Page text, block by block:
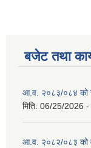
बजेट तथा
आ.व. २०८३/०८४ को
मिति: 06/25/2026
आ.व. २०८२/०८३ को